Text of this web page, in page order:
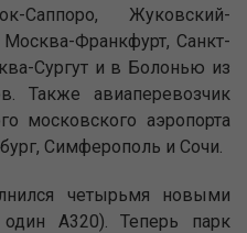
Саппоро, Жуковский-
Франкфурт, Санкт-
Сургут и в Болонью из
Также авиаперевозчик
московского аэропорта
Симферополь и Сочи.
четырьмя новыми
А320). Теперь парк